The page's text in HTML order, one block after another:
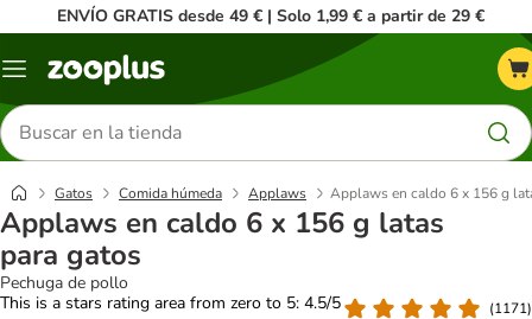
ENVÍO GRATIS desde 49 € | Solo 1,99 € a partir de 29 €
Menú
Buscar
productos
Gatos Comida húmeda Applaws Applaws en caldo 6 x 156 g
Applaws en caldo 6 x 156 g latas
para gatos
Pechuga de pollo
This is a stars rating area from zero to 5: 4.5/5
(1171)